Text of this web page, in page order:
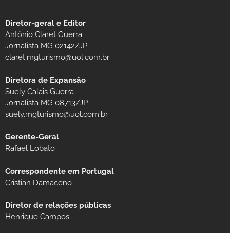
Diretor-geral e Editor
Antônio Claret Guerra
Jornalista MG 02142/JP
claret.mgturismo@uol.com.br
Diretora de Expansão
Suely Calais Guerra
Jornalista MG 08713/JP
suely.mgturismo@uol.com.br
Gerente-Geral
Rafael Lobato
Correspondente em Portugal
Cristian Damaceno
Diretor de relações públicas
Henrique Campos